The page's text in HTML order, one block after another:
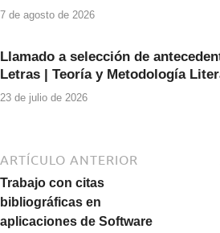
7 de agosto de 2026
Llamado a selección de
Letras | Teoría y Metodología
23 de julio de 2026
ARTÍCULO ANTERIOR
Trabajo con citas
bibliográficas en
aplicaciones de Software